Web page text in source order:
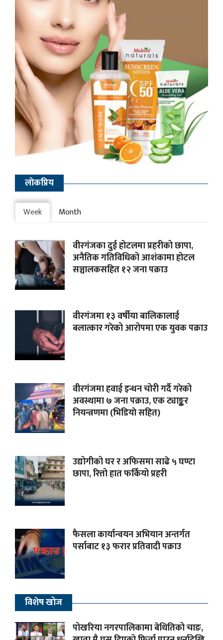
लाेकप्रिय
Week Month
वीरगंजका दुई होटलमा प्रहरीको छापा,
अनैतिक गतिविधिको आशंकामा होटल
सञ्चालकसहित १२ जना पक्राउ
वीरगंजमा १३ वर्षीया बालिकालाई
बलात्कार गरेको आरोपमा एक युवक पक्राउ
वीरगंजमा हवाई इन्धन चोरी गर्दै गरेको
अवस्थामा ७ जना पक्राउ, एक ट्याङ्कर
नियन्त्रणमा (भिडियाे सहित)
उद्योगीको घर र अफिसमा साढे ५ घण्टा
छापा, रित्तो हात फर्कियो प्रहरी
फैसला कार्यान्वयन अभियान अन्तर्गत
पर्साबाट १३ फरार प्रतिवादी पक्राउ
विशेष खोज
पोखरिया नगरपालिकामा बेथितिको चाङ,